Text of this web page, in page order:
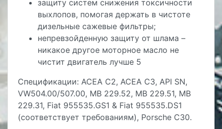
защиту систем снижения токсичности
выхлопов, помогая держать в чистоте
дизельные сажевые фильтры;
непревзойденную защиту от шлама –
никакое другое моторное масло не
чистит двигатель лучше 5
Спецификации: ACEA C2, ACEA C3, API SN,
VW504.00/507.00, MB 229.52, MB 229.51, MB
229.31, Fiat 955535.GS1 & Fiat 955535.DS1
(соответствует требованиям), Porsche C30.